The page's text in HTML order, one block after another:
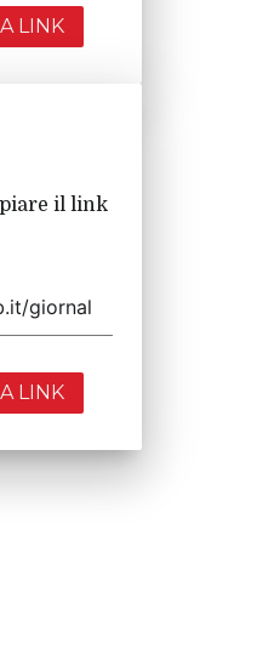
LINK
il link
LINK